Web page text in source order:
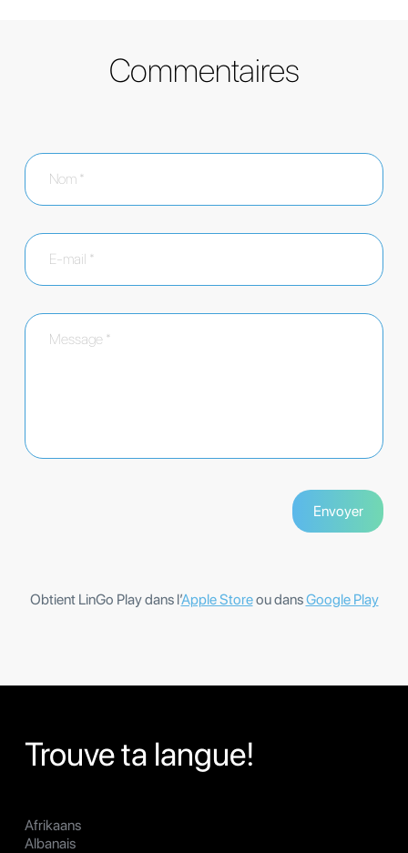
Commentaires
Obtient LinGo Play dans l’Apple Storeou dansGoogle Play
Trouve ta langue!
Afrikaans
Albanais